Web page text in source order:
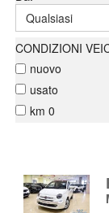
Qualsiasi
CONDIZIONI
nuovo
usato
km 0